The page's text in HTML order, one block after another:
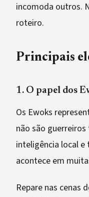
incomoda outros.
roteiro.
Principais
1. O papel dos
Os Ewoks
não são
inteligência local
acontece em
Repare nas cenas